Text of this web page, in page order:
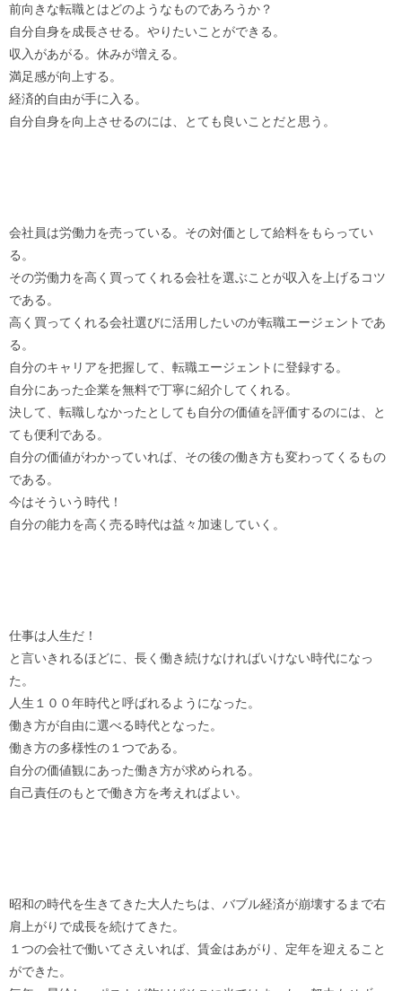
前向きな転職とはどのようなものであろうか？
自分自身を成長させる。やりたいことができる。
収入があがる。休みが増える。
満足感が向上する。
経済的自由が手に入る。
自分自身を向上させるのには、とても良いことだと思う。
会社員は労働力を売っている。その対価として給料をもらってい
る。
その労働力を高く買ってくれる会社を選ぶことが収入を上げるコツ
である。
高く買ってくれる会社選びに活用したいのが転職エージェントであ
る。
自分のキャリアを把握して、転職エージェントに登録する。
自分にあった企業を無料で丁寧に紹介してくれる。
決して、転職しなかったとしても自分の価値を評価するのには、と
ても便利である。
自分の価値がわかっていれば、その後の働き方も変わってくるもの
である。
今はそういう時代！
自分の能力を高く売る時代は益々加速していく。
仕事は人生だ！
と言いきれるほどに、長く働き続けなければいけない時代になっ
た。
人生１００年時代と呼ばれるようになった。
働き方が自由に選べる時代となった。
働き方の多様性の１つである。
自分の価値観にあった働き方が求められる。
自己責任のもとで働き方を考えればよい。
昭和の時代を生きてきた大人たちは、バブル経済が崩壊するまで右
肩上がりで成長を続けてきた。
１つの会社で働いてさえいれば、賃金はあがり、定年を迎えること
ができた。